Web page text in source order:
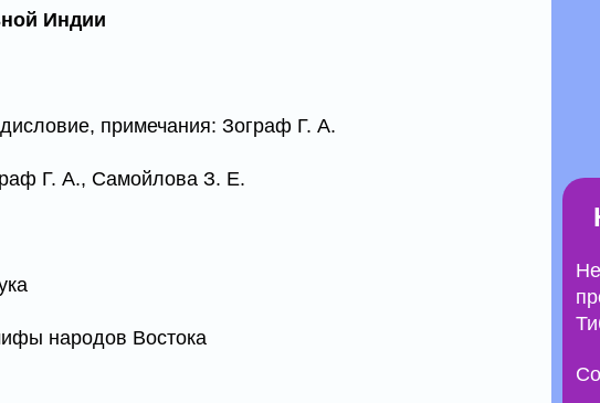
Индии
примечания: Зограф Г. А.
Г. А., Самойлова З. Е.
народов Востока